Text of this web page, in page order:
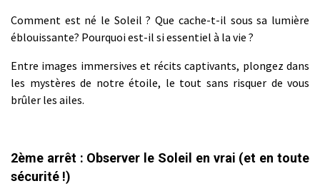
Comment est né le Soleil ? Que cache-t-il sous sa lumière
éblouissante? Pourquoi est-il si essentiel à la vie ?
Entre images immersives et récits captivants, plongez dans
les mystères de notre étoile, le tout sans risquer de vous
brûler les ailes.
2ème arrêt : Observer le Soleil en vrai (et en toute
sécurité !)